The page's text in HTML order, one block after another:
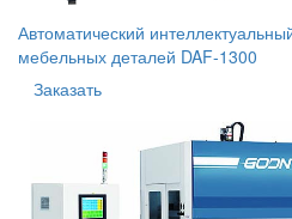
Автоматический
мебельных деталей DAF-1300
Заказать